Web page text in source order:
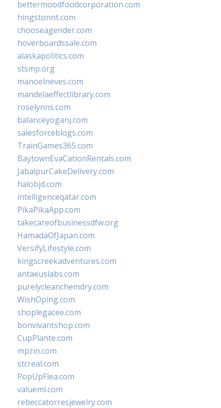
bettermoodfoodcorporation.com
hingstonnt.com
chooseagender.com
hoverboardssale.com
alaskapolitics.com
stsmp.org
manoelneves.com
mandelaeffectlibrary.com
roselynns.com
balanceyoganj.com
salesforceblogs.com
TrainGames365.com
BaytownEvaCationRentals.com
JabalpurCakeDelivery.com
halobjd.com
intelligenceqatar.com
PikaPikaApp.com
takecareofbusinessdfw.org
HamadaOfJapan.com
VersifyLifestyle.com
kingscreekadventures.com
antaeuslabs.com
purelycleanchemdry.com
WishOping.com
shoplegacee.com
bonvivantshop.com
CupPlante.com
mpzin.com
stcreal.com
PopUpFlea.com
valueml.com
rebeccatorresjewelry.com